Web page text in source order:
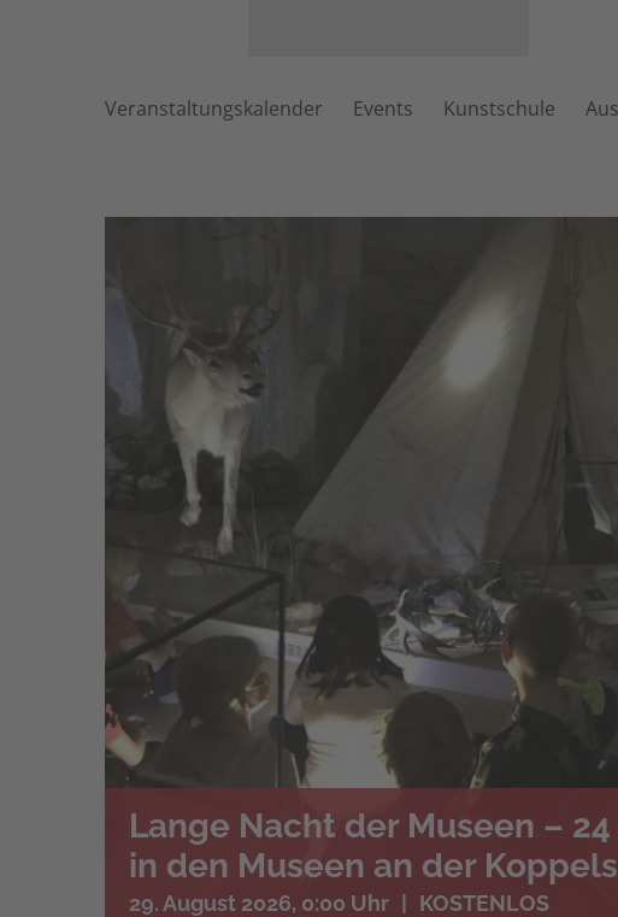
Veranstaltungskalender Events Kunstschule
Lange Nacht der Museen –
in den Museen an der
29. August 2026, 0:00 Uhr KOSTENLOS